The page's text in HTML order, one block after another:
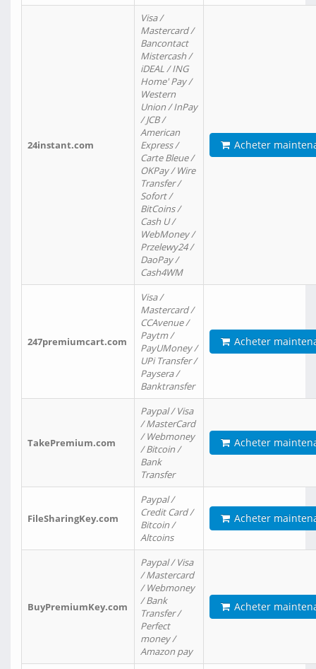
24instant.com
Visa /
Mastercard /
Bancontact
Mistercash /
iDEAL / ING
Home' Pay /
Western
Union / InPay
/ JCB /
American
Express /
Carte Bleue /
OKPay / Wire
Transfer /
Sofort /
BitCoins /
Cash U /
WebMoney /
Przelewy24 /
DaoPay /
Cash4WM
Acheter
247premiumcart.com
Visa /
Mastercard /
CCAvenue /
Paytm /
PayUMoney /
UPi Transfer /
Paysera /
Banktransfer
Acheter
TakePremium.com
Paypal / Visa
/ MasterCard
/ Webmoney
/ Bitcoin /
Bank
Transfer
Acheter
FileSharingKey.com
Paypal /
Credit Card /
Bitcoin /
Altcoins
Acheter
BuyPremiumKey.com
Paypal / Visa
/ Mastercard
/ Webmoney
/ Bank
Transfer /
Perfect
money /
Amazon pay
Acheter